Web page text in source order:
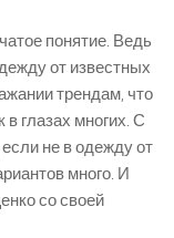
понятие. Ведь
от известных
трендам, что
глазах многих. С
не в одежду от
много. И
со своей